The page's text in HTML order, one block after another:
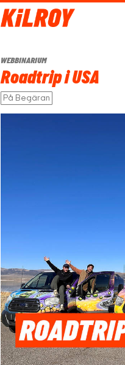
WEBBINARIUM
Roadtrip i USA
På Begäran